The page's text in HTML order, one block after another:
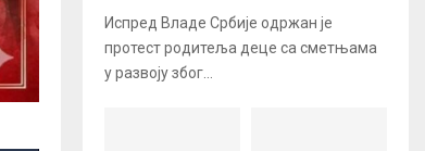
Испред Владе Србије одржан је
протест родитеља деце са сметњама
у развоју због...